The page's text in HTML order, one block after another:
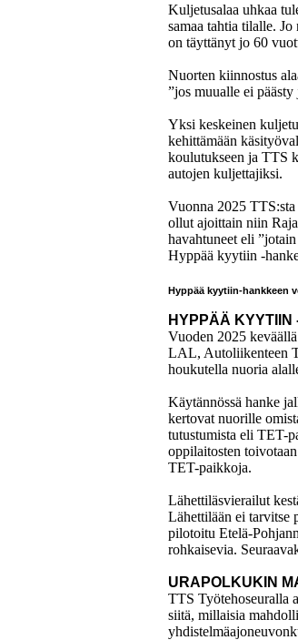
Kuljetusalaa uhkaa
samaa tahtia tilalle.
on täyttänyt jo 60
Nuorten kiinnostus
”jos muualle ei
Yksi keskeinen
kehittämään
koulutukseen ja TTS
autojen kuljettajiksi.
Vuonna 2025
ollut ajoittain niin
havahtuneet eli
Hyppää kyytiin -
Hyppää kyytiin-hankkeen
HYPPÄÄ KYYTIIN
Vuoden 2025
LAL, Autoliikenteen
houkutella nuoria
Käytännössä hanke
kertovat nuorille
tutustumista eli TET-
oppilaitosten
TET-paikkoja.
Lähettiläsvierailut
Lähettilään ei tarvitse
pilotoitu Etelä-
rohkaisevia.
URAPOLKUKIN
TTS Työtehoseuralla
siitä, millaisia